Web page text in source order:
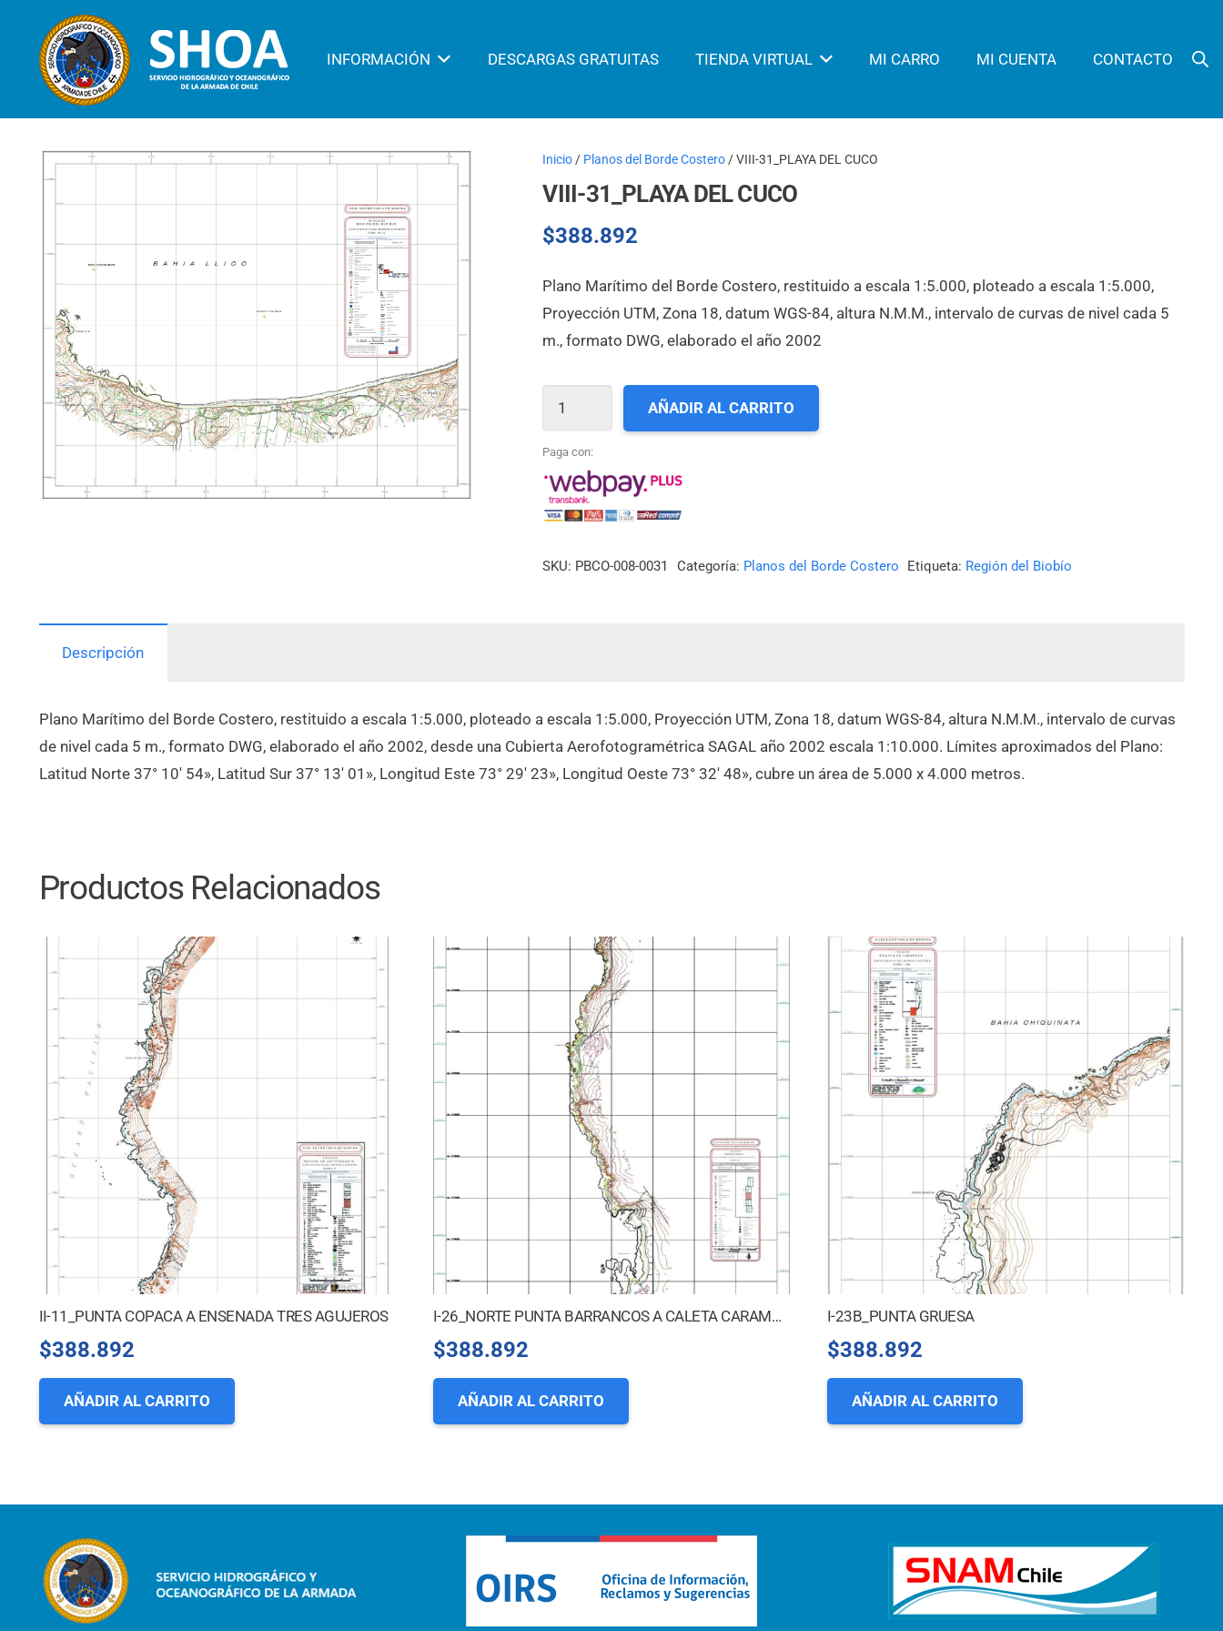
INFORMACIÓN DESCARGAS GRATUITAS TIENDA VIRTUAL MI CARRO MI CUENTA CONTACTO
Inicio / Planos del Borde Costero / VIII-31_PLAYA DEL CUCO
VIII-31_PLAYA DEL CUCO
$388.892
Plano Marítimo del Borde Costero, restituido a escala 1:5.000, ploteado a escala 1:5.000,
Proyección UTM, Zona 18, datum WGS-84, altura N.M.M., intervalo de curvas de nivel cada 5
m., formato DWG, elaborado el año 2002
DEL
CUCO
cantidad
AÑADIR AL CARRITO
Paga con:
SKU: PBCO-008-0031 Categoría: Planos del Borde Costero Etiqueta: Región del Biobío
Descripción
Plano Marítimo del Borde Costero, restituido a escala 1:5.000, ploteado a escala 1:5.000, Proyección UTM, Zona 18, datum WGS-84, altura N.M.M., intervalo de curvas
de nivel cada 5 m., formato DWG, elaborado el año 2002, desde una Cubierta Aerofotogramétrica SAGAL año 2002 escala 1:10.000. Límites aproximados del Plano:
Latitud Norte 37° 10′ 54», Latitud Sur 37° 13′ 01», Longitud Este 73° 29′ 23», Longitud Oeste 73° 32′ 48», cubre un área de 5.000 x 4.000 metros.
Productos Relacionados
II-11_PUNTA COPACA A ENSENADA TRES AGUJEROS
$388.892
AÑADIR AL CARRITO
I-26_NORTE PUNTA BARRANCOS A CALETA CARAMUCHO
$388.892
AÑADIR AL CARRITO
I-23B_PUNTA GRUESA
$388.892
AÑADIR AL CARRITO